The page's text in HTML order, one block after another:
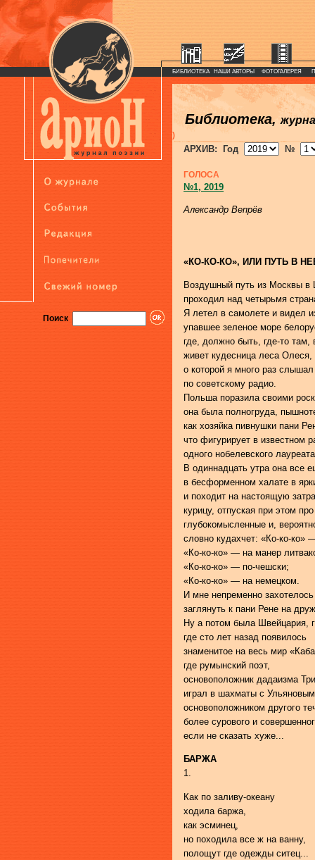
Поиск
БИБЛИОТЕКА НАШИ АВТОРЫ ФОТОГАЛЕРЕЯ
Библиотека,
)
АРХИВ: Год №
ГОЛОСА
№1, 2019
Александр Вепрёв
«КО-КО-КО», ИЛИ ПУТЬ В
Воздушный путь из Москвы
проходил над четырьмя
Я летел в самолете и видел
упавшее зеленое море
где, должно быть, где-то там,
живет кудесница леса Олеся,
о которой я много раз слышал
по советскому радио.
Польша поразила своими
она была полногруда,
как хозяйка пивнушки пани
что фигурирует в известном
одного нобелевского
В одиннадцать утра она все
в бесформенном халате в
и походит на настоящую
курицу, отпуская при этом
глубокомысленные и,
словно кудахчет: «Ко-ко-ко»
«Ко-ко-ко» — на манер
«Ко-ко-ко» — по-чешски;
«Ко-ко-ко» — на немецком.
И мне непременно захотелось
заглянуть к пани Рене на
Ну а потом была Швейцария,
где сто лет назад появилось
знаменитое на весь мир
где румынский поэт,
основоположник дадаизма
играл в шахматы с
основоположником другого
более сурового и
если не сказать хуже...
БАРЖА
1.
Как по заливу-океану
ходила баржа,
как эсминец,
но походила все ж на ванну,
полощут где одежды ситец...